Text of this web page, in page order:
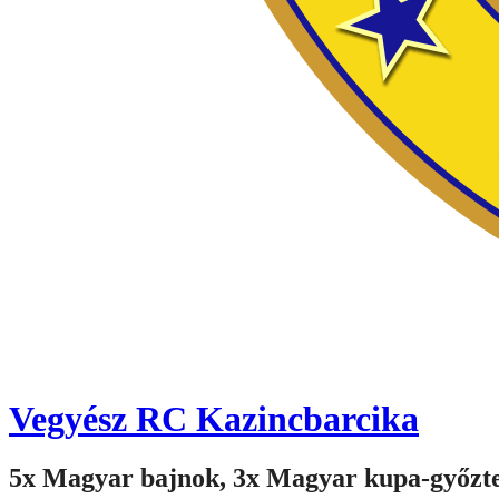
Vegyész RC Kazincbarcika
5x Magyar bajnok, 3x Magyar kupa-